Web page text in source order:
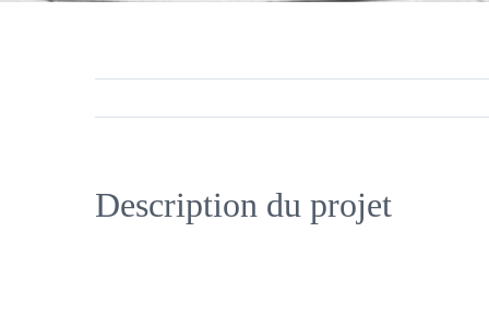
Description du projet